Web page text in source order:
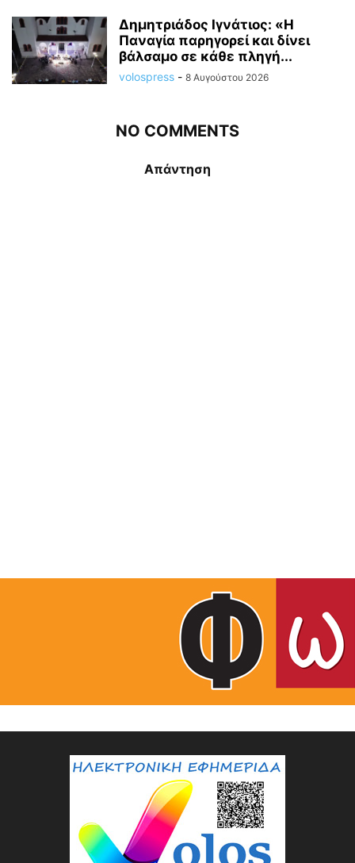
Δημητριάδος Ιγνάτιος: «Η
Παναγία παρηγορεί και δίνει
βάλσαμο σε κάθε πληγή...
volospress - 8 Αυγούστου 2026
NO COMMENTS
Απάντηση